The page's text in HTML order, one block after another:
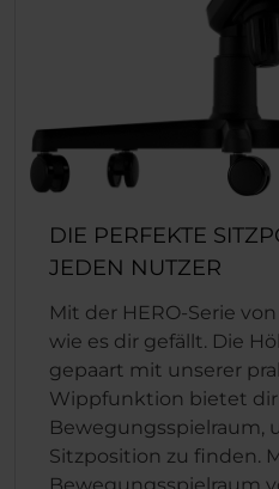
DIE PERFEKTE
JEDEN NUTZER
Mit der HERO-Serie
wie es dir gefällt. Die
gepaart mit unserer
Wippfunktion bietet
Bewegungsspielraum,
Sitzposition zu finden.